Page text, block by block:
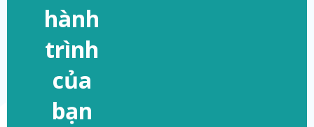
hành
trình
của
bạn